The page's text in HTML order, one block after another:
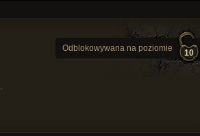
Odblokowywana na poziomie 10